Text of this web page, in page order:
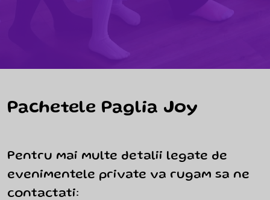
Pachetele Paglia Joy
Pentru mai multe detalii legate de
evenimentele private va rugam sa ne
contactati: